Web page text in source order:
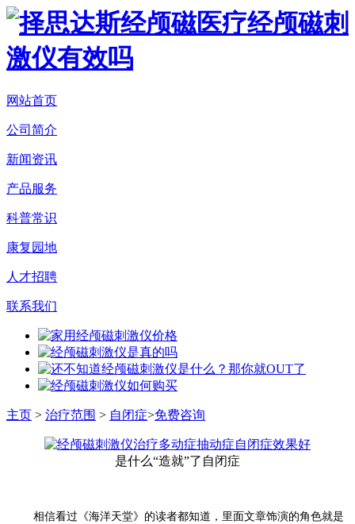
网站首页
公司简介
新闻资讯
产品服务
科普常识
康复园地
人才招聘
联系我们
主页 > 治疗范围 > 自闭症>免费咨询
是什么“造就”了自闭症
相信看过《海洋天堂》的读者都知道，里面文章饰演的角色就是